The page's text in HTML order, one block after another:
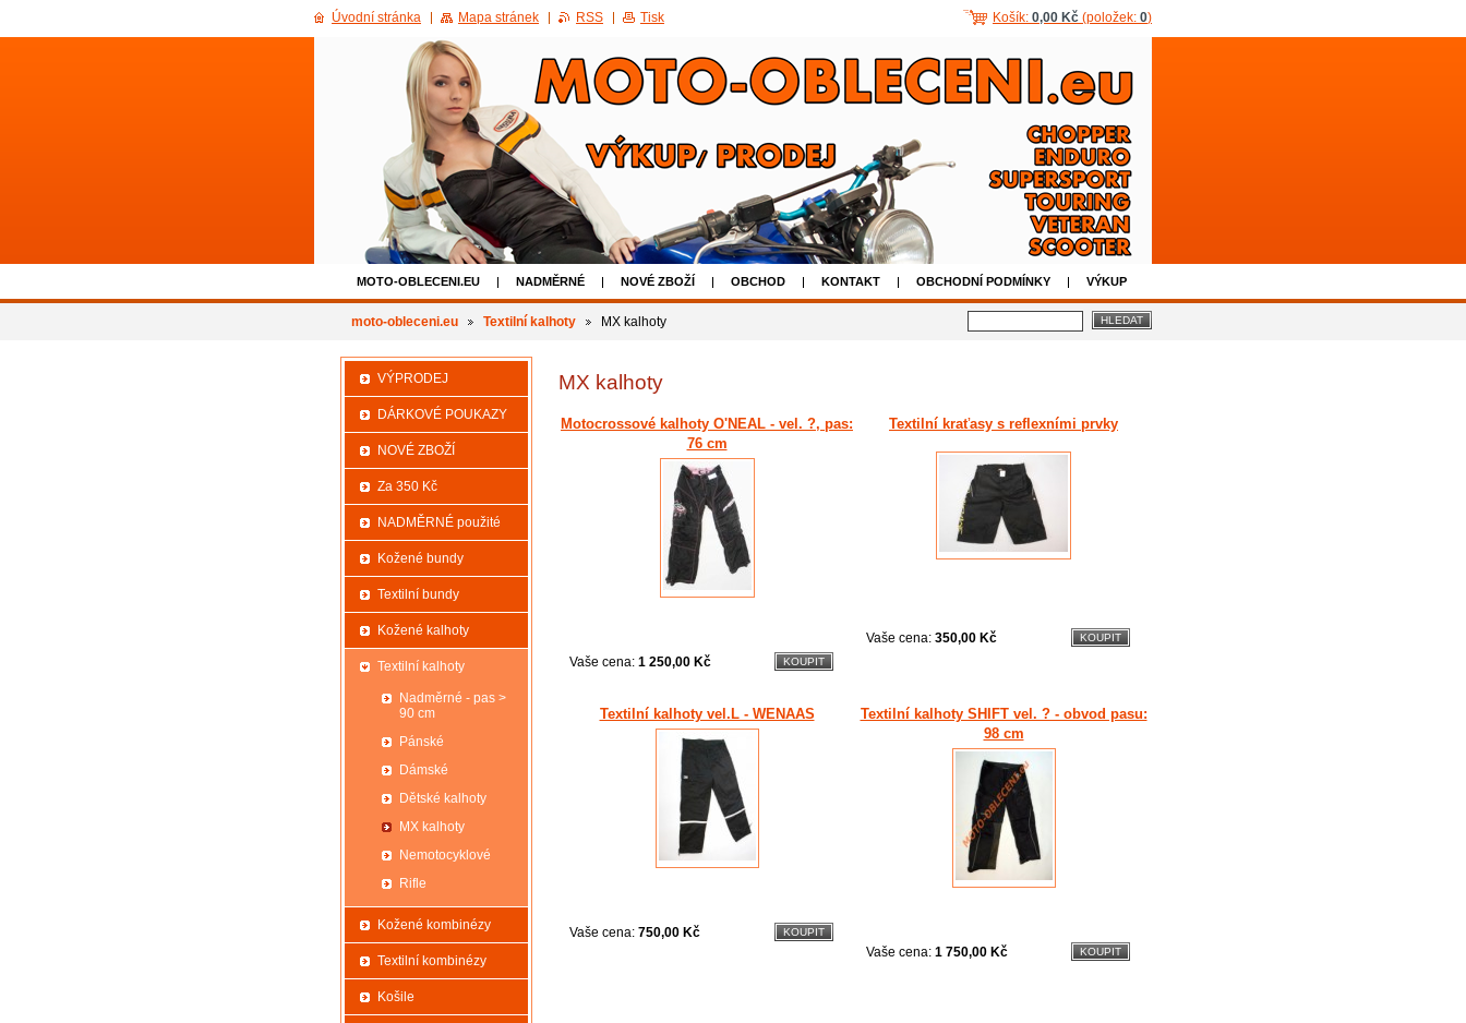
MOTO-OBLECENI.EU NADMĚRNÉ NOVÉ ZBOŽÍ OBCHOD KONTAKT OBCHODNÍ PODMÍNKY VÝKUP
500KC_SLEVA AKCE 50% SLEVA NA POUŽITÉ BOTY
moto-obleceni.eu Textilní kalhoty MX kalhoty
MX kalhoty
Motocrossové kalhoty O'NEAL - vel. ?, pas:
76 cm
Vaše cena: 1 250,00 Kč
Textilní kraťasy s reflexními prvky
Vaše cena: 350,00 Kč
Textilní kalhoty vel.L - WENAAS
Vaše cena: 750,00 Kč
Textilní kalhoty SHIFT vel. ? - obvod pasu:
98 cm
Vaše cena: 1 750,00 Kč
VÝPRODEJ
DÁRKOVÉ POUKAZY
NOVÉ ZBOŽÍ
Za 350 Kč
NADMĚRNÉ použité
Kožené bundy
Textilní bundy
Kožené kalhoty
Textilní kalhoty
Nadměrné - pas >
90 cm
Pánské
Dámské
Dětské kalhoty
MX kalhoty
Nemotocyklové
Rifle
Kožené kombinézy
Textilní kombinézy
Košile
Košík: 0,00 Kč (položek: 0)
Úvodní stránka Mapa stránek RSS Tisk